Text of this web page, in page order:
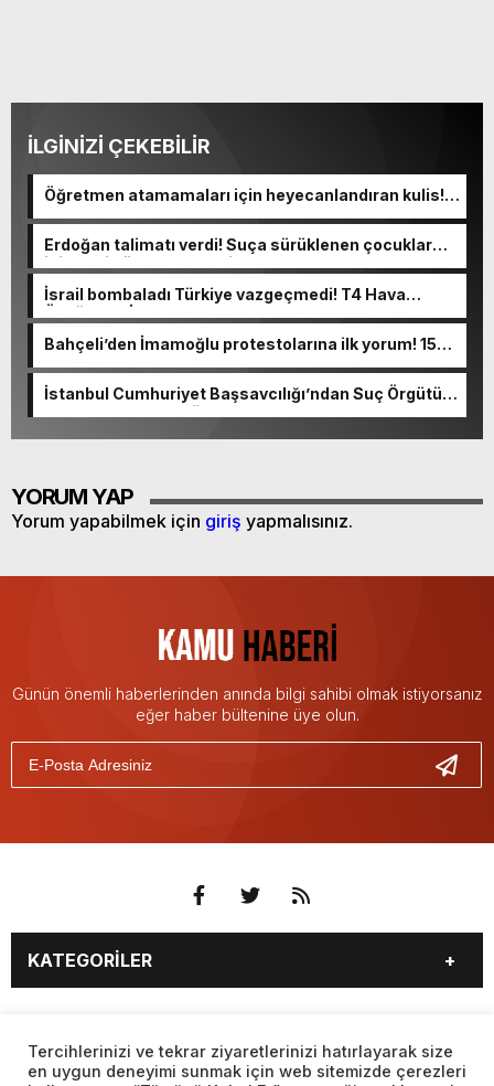
İLGİNİZİ ÇEKEBİLİR
Öğretmen atamamaları için heyecanlandıran kulis!
Erdoğan talimatı verdi! Suça sürüklenen çocuklar
için yeni düzenleme geliyor
İsrail bombaladı Türkiye vazgeçmedi! T4 Hava
Üssüne “HİSAR” konuşlandırılıyor
Bahçeli’den İmamoğlu protestolarına ilk yorum! 15
İstanbul Cumhuriyet Başsavcılığı’ndan Suç Örgütü
Soruşturması ve Gözaltılar
YORUM YAP
Yorum yapabilmek için giriş yapmalısınız.
Günün önemli haberlerinden anında bilgi sahibi olmak istiyorsanız
eğer haber bültenine üye olun.
KATEGORİLER
EĞİTİM
SAĞLIK
YAŞAM
SPOR
SAYFALAR
Tercihlerinizi ve tekrar ziyaretlerinizi hatırlayarak size
en uygun deneyimi sunmak için web sitemizde çerezleri